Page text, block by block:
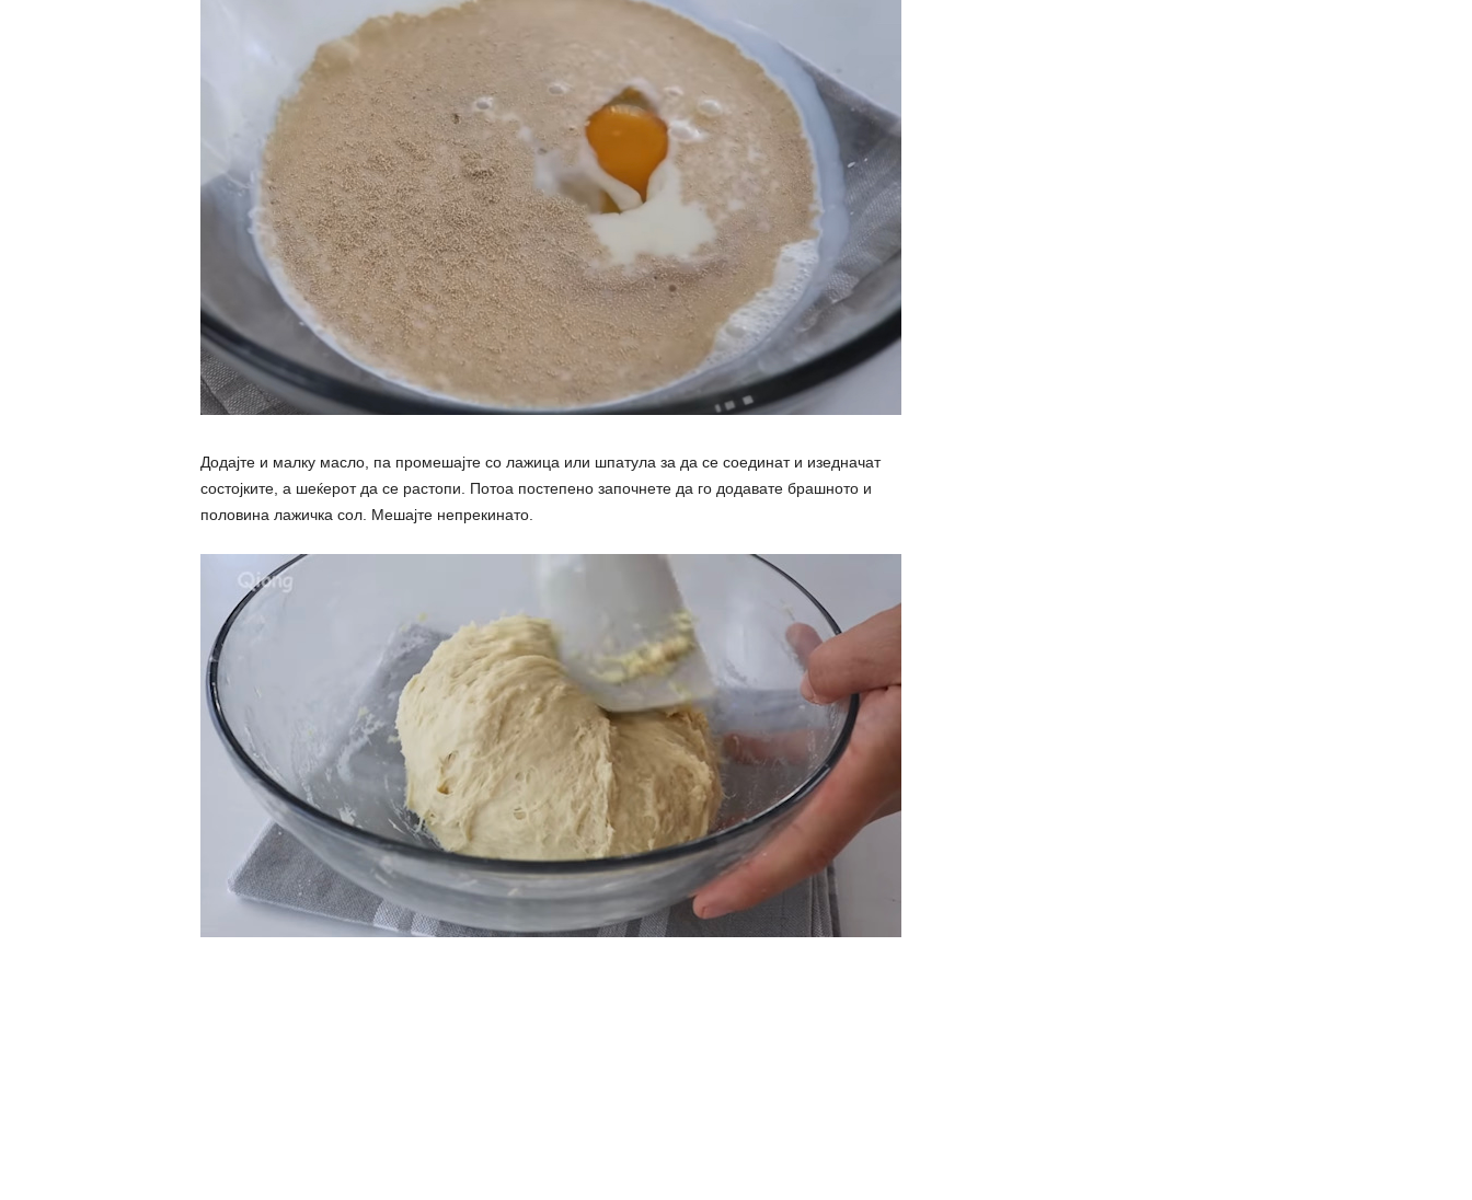
Додајте и малку масло, па промешајте со лажица или шпатула за да се соединат и изедначат
состојките, а шеќерот да се растопи. Потоа постепено започнете да го додавате брашното и
половина лажичка сол. Мешајте непрекинато.